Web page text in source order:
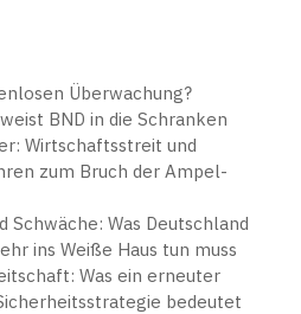
Überwachung?
BND in die Schranken
Wirtschaftsstreit und
zum Bruch der Ampel-
Schwäche: Was Deutschland
ins Weiße Haus tun muss
Was ein erneuter
bedeutet